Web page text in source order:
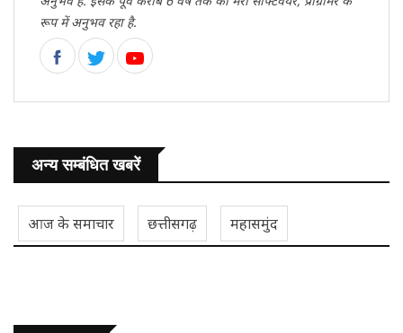
रूप में अनुभव रहा है.
अन्य सम्बंधित खबरें
आज के समाचार छत्तीसगढ़ महासमुंद